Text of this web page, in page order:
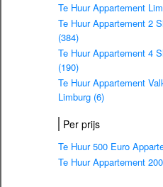
Te Huur Appartement
Te Huur Appartement 2
(384)
Te Huur Appartement 4
(190)
Te Huur Appartement
Limburg (6)
Per prijs
Te Huur 500 Euro
Te Huur Appartement